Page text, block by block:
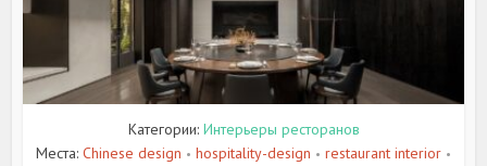
Категории: Интерьеры ресторанов
Места: Chinese design • hospitality-design • restaurant interior •